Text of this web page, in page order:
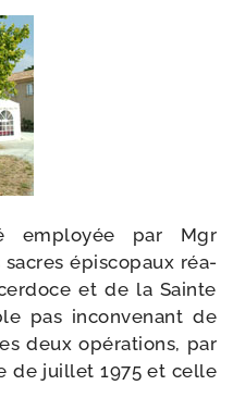
employée par Mgr
sacres épis­co­paux réa­
et de la Sainte
pas incon­ve­nant de
deux opé­ra­tions, par
de juillet 1975 et celle